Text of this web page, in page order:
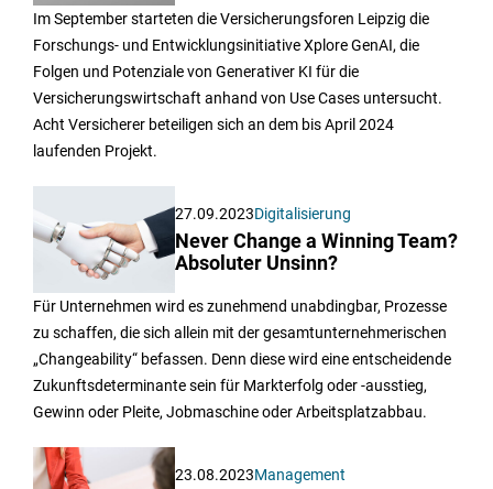
Im September starteten die Versicherungsforen Leipzig die
Forschungs- und Entwicklungsinitiative Xplore GenAI, die
Folgen und Potenziale von Generativer KI für die
Versicherungswirtschaft anhand von Use Cases untersucht.
Acht Versicherer beteiligen sich an dem bis April 2024
laufenden Projekt.
27.09.2023Digitalisierung
Never Change a Winning Team?
Absoluter Unsinn?
Für Unternehmen wird es zunehmend unabdingbar, Prozesse
zu schaffen, die sich allein mit der gesamtunternehmerischen
„Changeability“ befassen. Denn diese wird eine entscheidende
Zukunftsdeterminante sein für Markterfolg oder -ausstieg,
Gewinn oder Pleite, Jobmaschine oder Arbeitsplatzabbau.
23.08.2023Management